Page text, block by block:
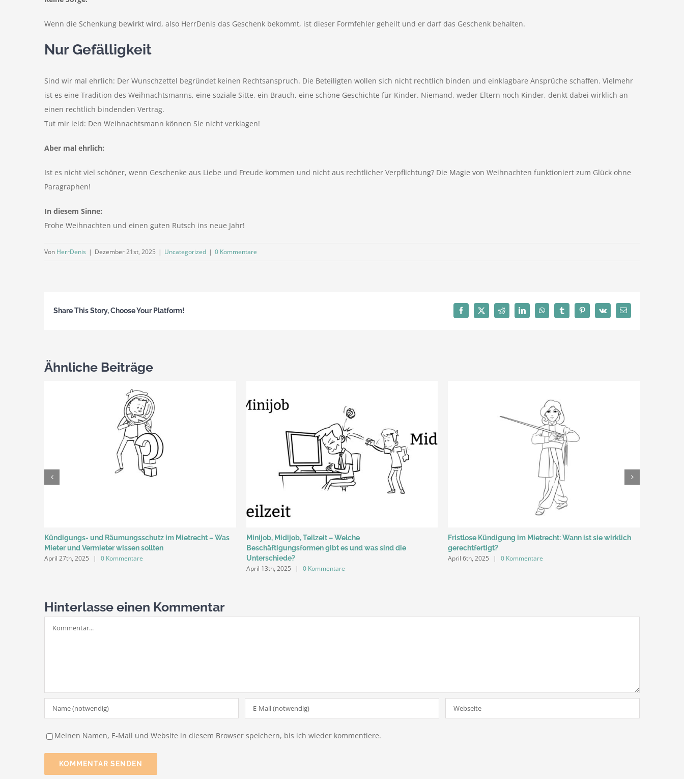
Wenn die Schenkung bewirkt wird, also HerrDenis das Geschenk bekommt, ist dieser Formfehler geheilt und er darf das Geschenk behalten.
Nur Gefälligkeit
Sind wir mal ehrlich: Der Wunschzettel begründet keinen Rechtsanspruch. Die Beteiligten wollen sich nicht rechtlich binden und einklagbare Ansprüche schaffen. Vielmehr
ist es eine Tradition des Weihnachtsmanns, eine soziale Sitte, ein Brauch, eine schöne Geschichte für Kinder. Niemand, weder Eltern noch Kinder, denkt dabei wirklich an
einen rechtlich bindenden Vertrag.
Tut mir leid: Den Weihnachtsmann können Sie nicht verklagen!
Aber mal ehrlich:
Ist es nicht viel schöner, wenn Geschenke aus Liebe und Freude kommen und nicht aus rechtlicher Verpflichtung? Die Magie von Weihnachten funktioniert zum Glück ohne
Paragraphen!
In diesem Sinne:
Frohe Weihnachten und einen guten Rutsch ins neue Jahr!
Von HerrDenis | Dezember 21st, 2025 | Uncategorized | 0 Kommentare
Share This Story, Choose Your Platform! Facebook
X Reddit LinkedInWhatsAppTumblrPinterest
Vk
E-
Mail
Ähnliche Beiträge
Kündigungs- und Räumungsschutz im Mietrecht – Was
Mieter und Vermieter wissen sollten
April 27th, 2025 | 0 Kommentare
Minijob, Midijob, Teilzeit – Welche
Beschäftigungsformen gibt es und was sind die
Unterschiede?
April 13th, 2025 | 0 Kommentare
Fristlose Kündigung im Mietrecht: Wann ist sie wirklich
gerechtfertigt?
April 6th, 2025 | 0 Kommentare
Hinterlasse einen Kommentar
Meinen Namen, E-Mail und Website in diesem Browser speichern, bis ich wieder kommentiere.